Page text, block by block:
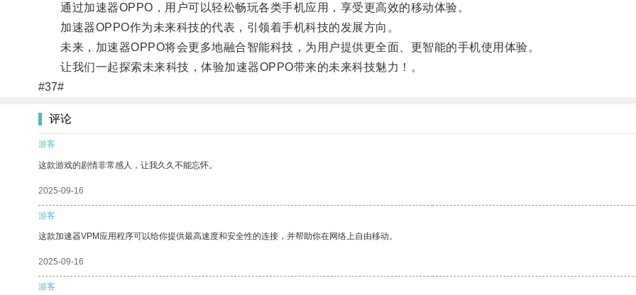
通过加速器OPPO，用户可以轻松畅玩各类手机应用，享受更高效的移动体验。
加速器OPPO作为未来科技的代表，引领着手机科技的发展方向。
未来，加速器OPPO将会更多地融合智能科技，为用户提供更全面、更智能的手机使用体验。
让我们一起探索未来科技，体验加速器OPPO带来的未来科技魅力！。
#37#
评论
游客
这款游戏的剧情非常感人，让我久久不能忘怀。
2025-09-16
游客
这款加速器VPM应用程序可以给你提供最高速度和安全性的连接，并帮助你在网络上自由移动。
2025-09-16
游客